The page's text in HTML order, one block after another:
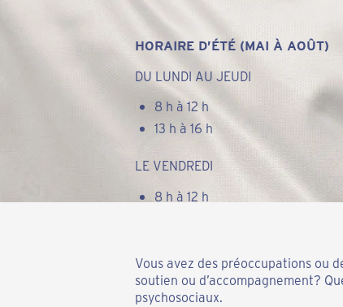
HORAIRE D’ÉTÉ (MAI À AOÛT)
DU LUNDI AU JEUDI
8 h à 12 h
13 h à 16 h
LE VENDREDI
8 h à 12 h
Vous avez des préoccupations ou
soutien ou d’accompagnement?
psychosociaux.